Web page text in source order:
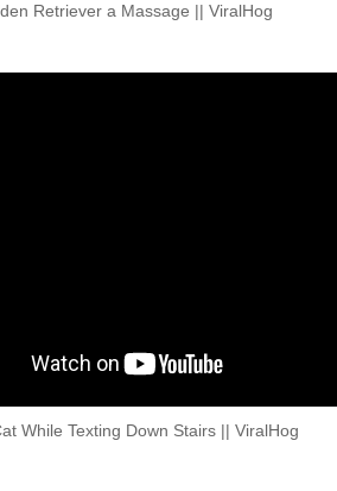
Retriever a Massage || ViralHog
While Texting Down Stairs || ViralHog